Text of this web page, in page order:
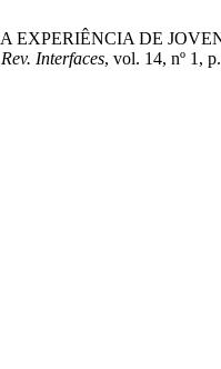
EXPERIÊNCIA DE
Rev. Interfaces, vol. 14, nº 1,